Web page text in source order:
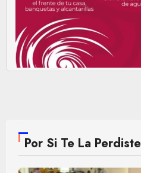
Por Si Te La Perdiste